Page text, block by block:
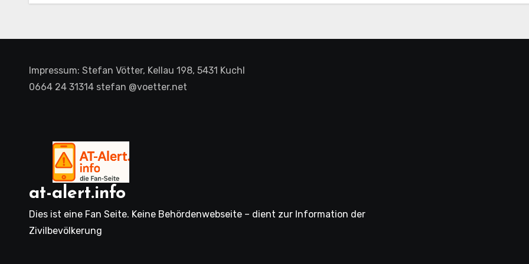
Impressum: Stefan Vötter, Kellau 198, 5431 Kuchl
0664 24 31314 stefan @voetter.net
at-alert.info
Dies ist eine Fan Seite. Keine Behördenwebseite – dient zur Information der
Zivilbevölkerung